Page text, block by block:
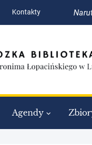
Kontakty
Agendy